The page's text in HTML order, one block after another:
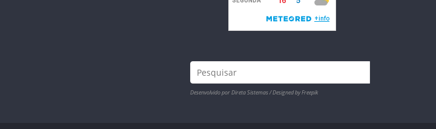
Desenvolvido por Direta Sistemas /Designed by Freepik